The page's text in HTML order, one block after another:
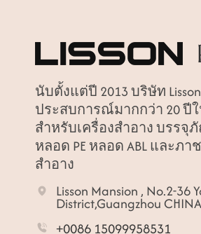
นับตั้งแต่ปี 2013 บริษัท
ประสบการณ์มากกว่า 20 ปี
สำหรับเครื่องสำอาง บรรจุ
หลอด PE หลอด ABL และภ
สำอาง
Lisson Mansion , No.2-36
District,Guangzhou CHINA
+0086 15099958531